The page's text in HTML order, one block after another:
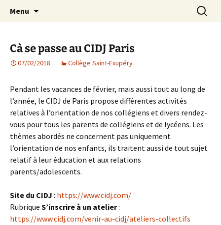
AIP Paris 14 – Association
Indépendante des Parents
d'élèves depuis 1981
Agit – s'Investit – Participe au service des
enfants du secteur scolaire Dolent-Arago-
Menu
Cà se passe au CIDJ Paris
07/02/2018 Collège Saint-Exupéry
Pendant les vacances de février, mais aussi tout au long de
l’année, le CIDJ de Paris propose différentes activités
relatives à l’orientation de nos collégiens et divers rendez-
vous pour tous les parents de collégiens et de lycéens. Les
thèmes abordés ne concernent pas uniquement
l’orientation de nos enfants, ils traitent aussi de tout sujet
relatif à leur éducation et aux relations
parents/adolescents.
Site du CIDJ : https://www.cidj.com/
Rubrique S’inscrire à un atelier:
https://www.cidj.com/venir-au-cidj/ateliers-collectifs